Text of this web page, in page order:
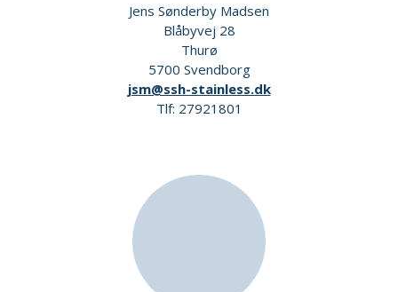
Jens Sønderby Madsen
Blåbyvej 28
Thurø
5700 Svendborg
jsm@ssh-stainless.dk
Tlf: 27921801